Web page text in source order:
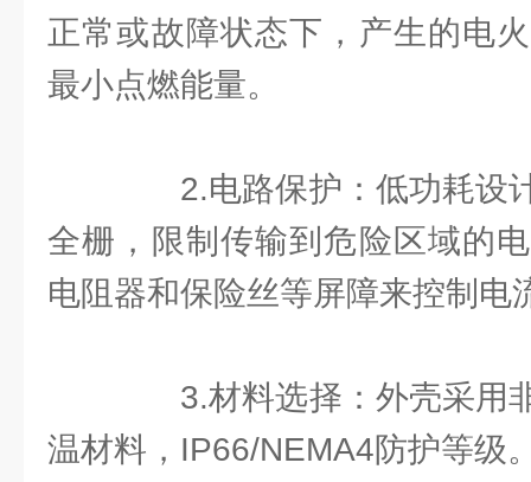
正常或故障状态下，产生的电
最小点燃能量。
2.电路保护：低功耗设
全栅，限制传输到危险区域的
电阻器和保险丝等屏障来控制电
3.材料选择：外壳采用
温材料，IP66/NEMA4防护等级